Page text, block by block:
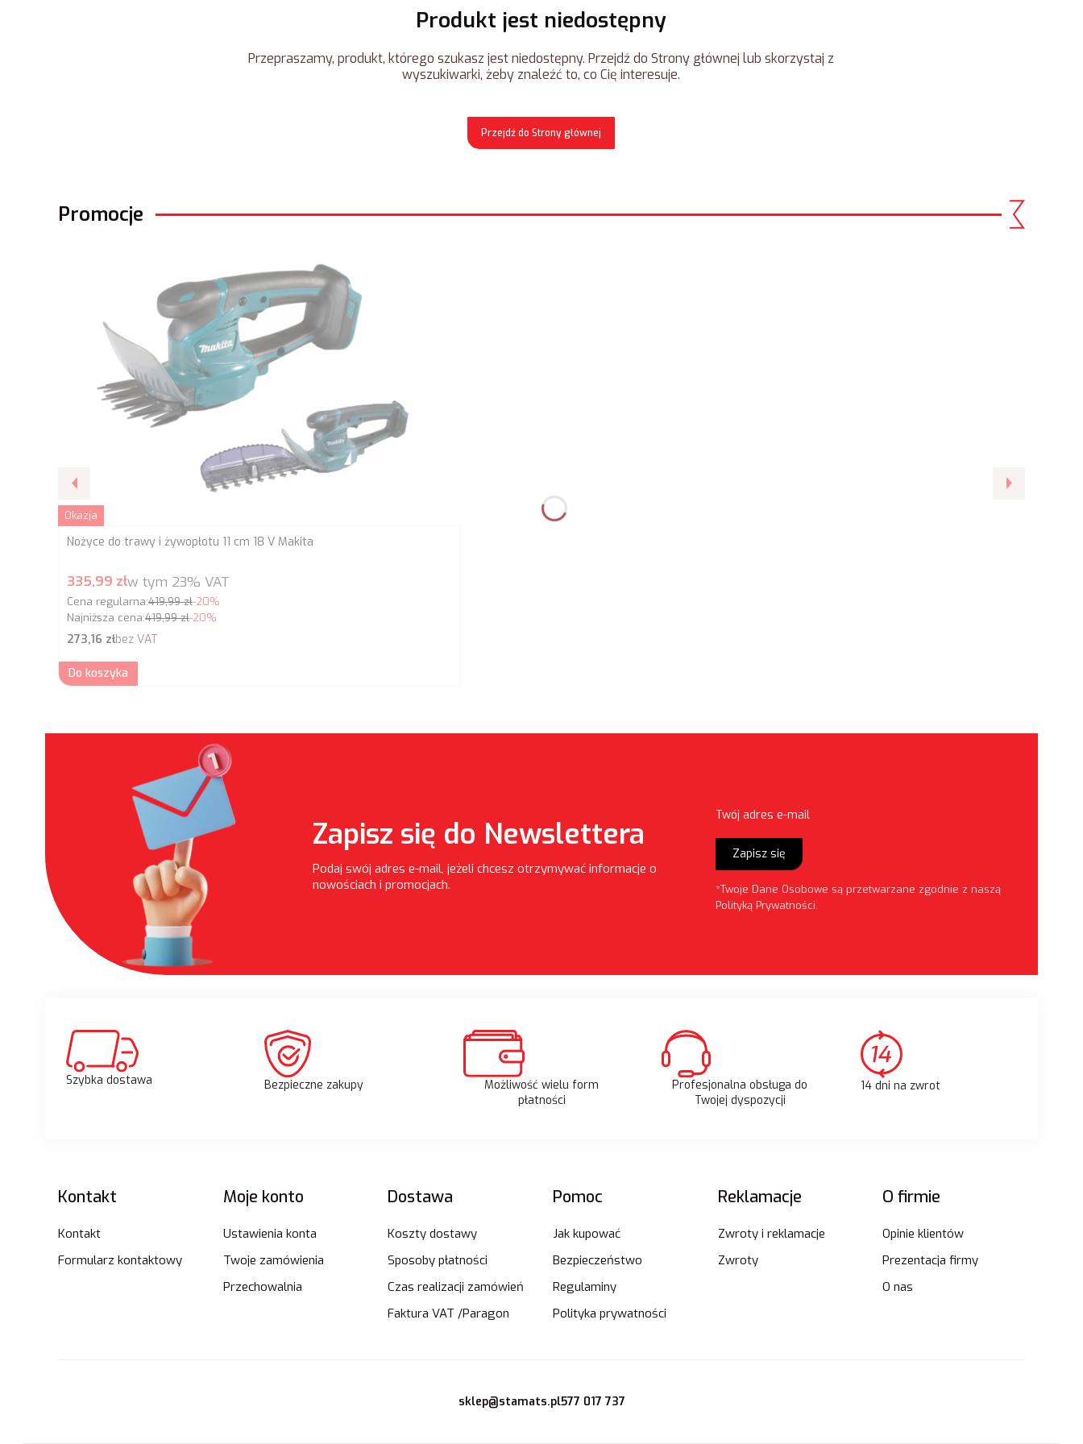
Produkt jest niedostępny
Przepraszamy, produkt, którego szukasz jest niedostępny. Przejdź do Strony głównej lub skorzystaj z
wyszukiwarki, żeby znaleźć to, co Cię interesuje.
Przejdź do Strony głównej
Promocje
Okazja
Nożyce do trawy i żywopłotu 11 cm 18 V Makita
Cena promocyjna brutto
335,99 złw tym 23% VAT
Cena regularna:419,99 zł-20%
Najniższa cena:419,99 zł-20%
Cena netto
273,16 złbez VAT
Do koszyka
Zapisz się do Newslettera
Podaj swój adres e-mail, jeżeli chcesz otrzymywać informacje o
nowościach i promocjach.
Twój adres e-mail
Zapisz się
*Twoje Dane Osobowe są przetwarzane zgodnie z naszą
Polityką Prywatności.
Szybka dostawa Bezpieczne zakupy
Możliwość wielu form
płatności
Profesjonalna obsługa do
Twojej dyspozycji
14 dni na zwrot
Linki w stopce
Kontakt
Kontakt
Formularz kontaktowy
Moje konto
Ustawienia konta
Twoje zamówienia
Przechowalnia
Dostawa
Koszty dostawy
Sposoby płatności
Czas realizacji zamówień
Faktura VAT /Paragon
Pomoc
Jak kupować
Bezpieczeństwo
Regulaminy
Polityka prywatności
Reklamacje
Zwroty i reklamacje
Zwroty
O firmie
Opinie klientów
Prezentacja firmy
O nas
sklep@stamats.pl577 017 737